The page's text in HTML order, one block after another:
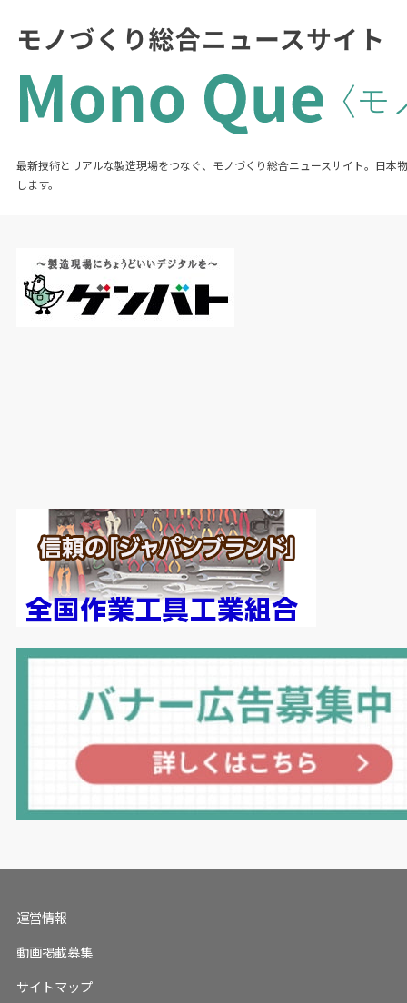
最新技術とリアルな製造現場をつなぐ、モノづくり総合ニュースサイト。日本
します。
運営情報
動画掲載募集
サイトマップ